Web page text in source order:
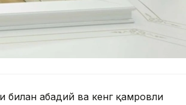
билан абадий ва кенг қамровли